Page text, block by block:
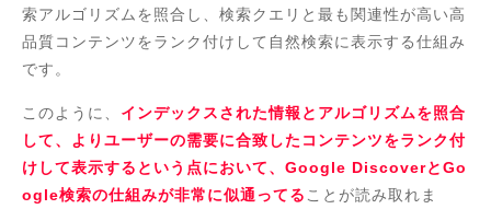
索アルゴリズムを照合し、検索クエリと最も関連性が高い高
品質コンテンツをランク付けして自然検索に表示する仕組み
です。
このように、 インデックスされた情報とアルゴリズムを照合
して、よりユーザーの需要に合致したコンテンツをランク付
けして表示するという点において、Google DiscoverとGo
ogle検索の仕組みが非常に似通ってる ことが読み取れま